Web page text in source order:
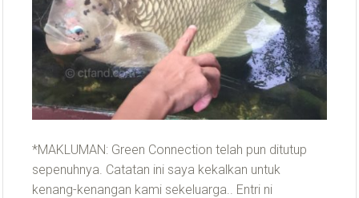
*MAKLUMAN: Green Connection telah pun ditutup
sepenuhnya. Catatan ini saya kekalkan untuk
kenang-kenangan kami sekeluarga.. Entri ni